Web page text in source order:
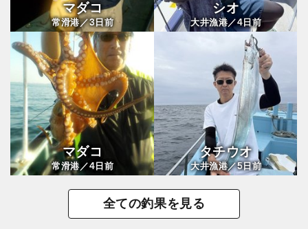
マダコ
常滑港／3日前
シオ
大井漁港／4 日前
マダコ
常滑港／4日前
タチウオ
大井漁港／5日前
全ての釣果を見る